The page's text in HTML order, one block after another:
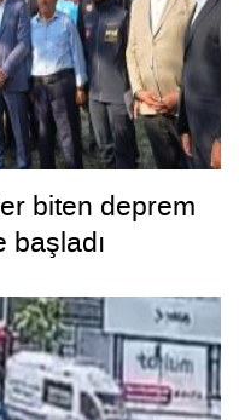
biten deprem
başladı